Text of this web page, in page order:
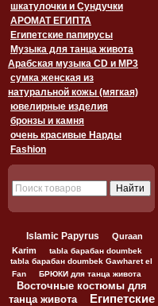
шкатулочки и Сундучки
АРОМАТ ЕГИПТА
Египетские папирусы
Музыка для танца живота
Арабская музыка CD и MP3
сумка женская из
натуральной кожы (мягкая)
ювелирные изделия
бронзы и камня
очень красивые Нарды
Fashion
Islamic Papyrus
Quraan
Karim
tabla барабан doumbek
tabla барабан doumbek Gawharet el
Fan
БРЮКИ для танца живота
Восточные костюмы для
танца живота
Египетские